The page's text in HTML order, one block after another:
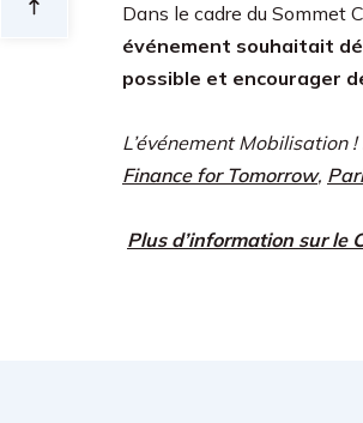
Dans le cadre du Sommet
événement souhaitait
possible et encourager
L’événement Mobilisation
Finance for Tomorrow,
Plus d’information sur le